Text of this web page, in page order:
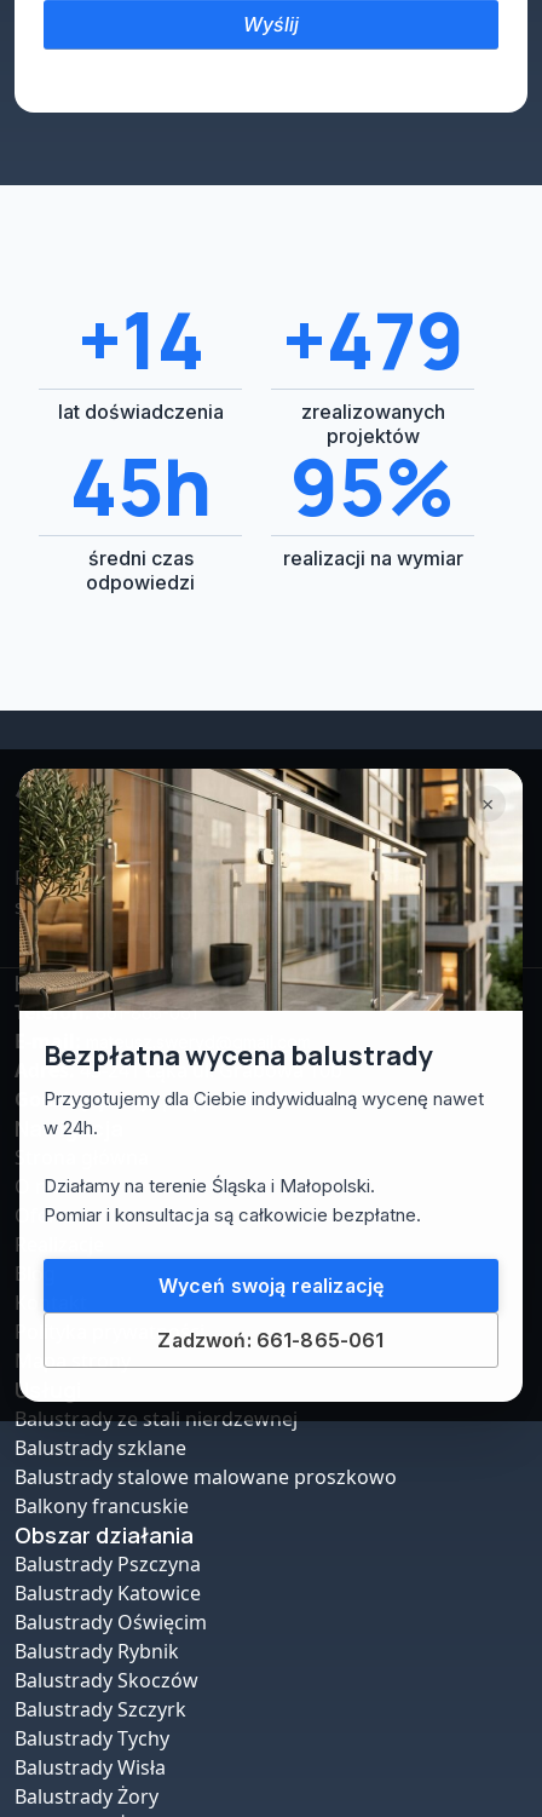
+15
lat doświadczenia
+500
zrealizowanych
projektów
48h
średni czas
odpowiedzi
100%
realizacji na wymiar
Projektujemy i montujemy nowoczesne balustrady
stalowe i szklane na terenie Śląska i Małopolski.
Facebook WhatsApp
Kontakt
Telefon: 661-865-061
E-mail: mateusz.sweryd@gmail.com
Adres:43-241 Łąka ul. Grabowa 10b
Godziny pracy:pn-pt: 7:00 – 17:00
Nawigacja
Strona główna
O nas
Oferta
Realizacje
Blog
Kontakt
Polityka prywatności
Mapa strony
Usługi
Balustrady ze stali nierdzewnej
Balustrady szklane
Balustrady stalowe malowane proszkowo
Balkony francuskie
Obszar działania
Balustrady Pszczyna
Balustrady Katowice
Balustrady Oświęcim
Balustrady Rybnik
Balustrady Skoczów
Balustrady Szczyrk
Balustrady Tychy
Balustrady Wisła
Balustrady Żory
×
Bezpłatna wycena balustrady
Przygotujemy dla Ciebie indywidualną wycenę nawet
w 24h.
Działamy na terenie Śląska i Małopolski.
Pomiar i konsultacja są całkowicie bezpłatne.
Wyceń swoją realizację
Zadzwoń: 661-865-061